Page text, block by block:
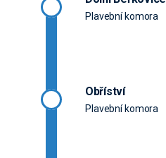
Plavební komora
Obříství
Plavební komora